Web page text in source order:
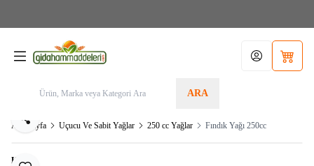
ARA
HesabımSepetim
Ana Sayfa Uçucu Ve Sabit Yağlar 250 cc Yağlar Fındık Yağı 250cc
Paylaş
KRK